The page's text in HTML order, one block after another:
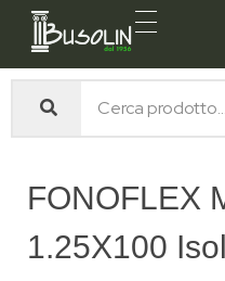
Busolin S.R.L.
FONOFLEX
1.25X100